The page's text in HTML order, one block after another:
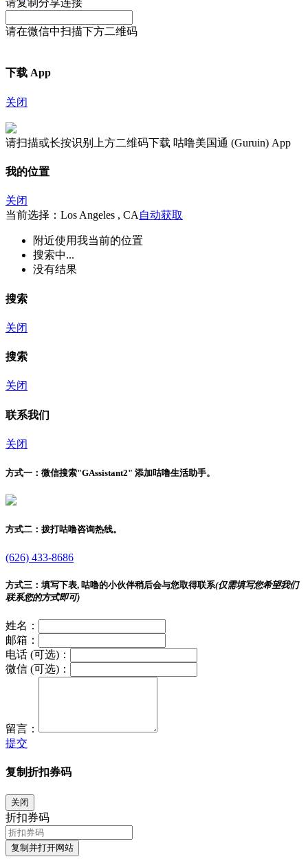
请复制分享连接
请在微信中扫描下方二维码
下载 App
关闭
请扫描或长按识别上方二维码下载 咕噜美国通 (Guruin) App
我的位置
关闭
当前选择：Los Angeles , CA 自动获取
附近使用我当前的位置
搜索中...
没有结果
搜索
关闭
搜索
关闭
联系我们
关闭
方式一： 微信搜索"GAssistant2" 添加咕噜生活助手。
方式二： 拨打咕噜咨询热线。
(626) 433-8686
方式三： 填写下表, 咕噜的小伙伴稍后会与您取得联系(仅需填写您希望我们
联系您的方式即可)
姓名：
邮箱：
电话 (可选)：
微信 (可选)：
留言：
提交
复制折扣券码
关闭
折扣券码
复制并打开网站